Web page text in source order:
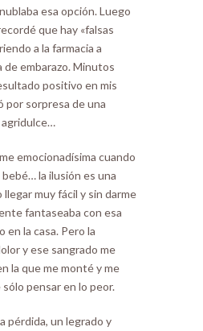
esa opción. Luego
que hay «falsas
a la farmacia a
de embarazo. Minutos
positivo en mis
por sorpresa de una
emocionadísima cuando
la ilusión es una
muy fácil y sin darme
fantaseaba con esa
en la casa. Pero la
y ese sangrado me
la que me monté y me
pensar en lo peor.
pérdida, un legrado y